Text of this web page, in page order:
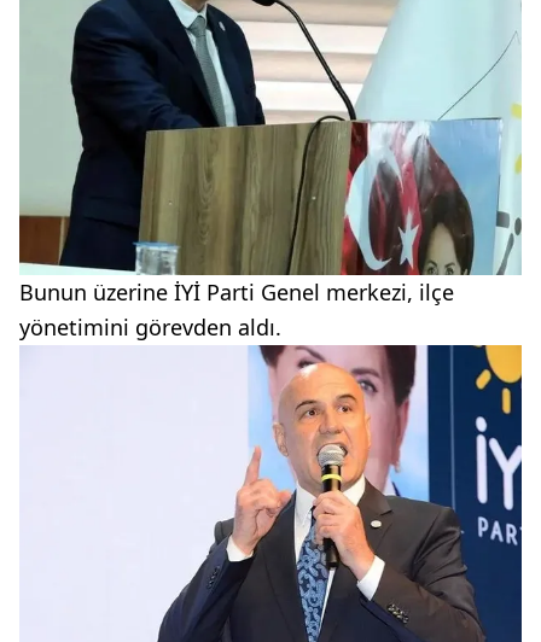
Bunun üzerine İYİ Parti Genel merkezi, ilçe
yönetimini görevden aldı.